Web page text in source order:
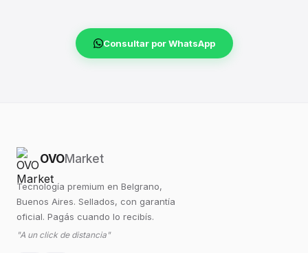
Consultar por WhatsApp
OVOMarket
Tecnología premium en Belgrano,
Buenos Aires. Sellados, con garantía
oficial. Pagás cuando lo recibís.
"A un click de distancia"